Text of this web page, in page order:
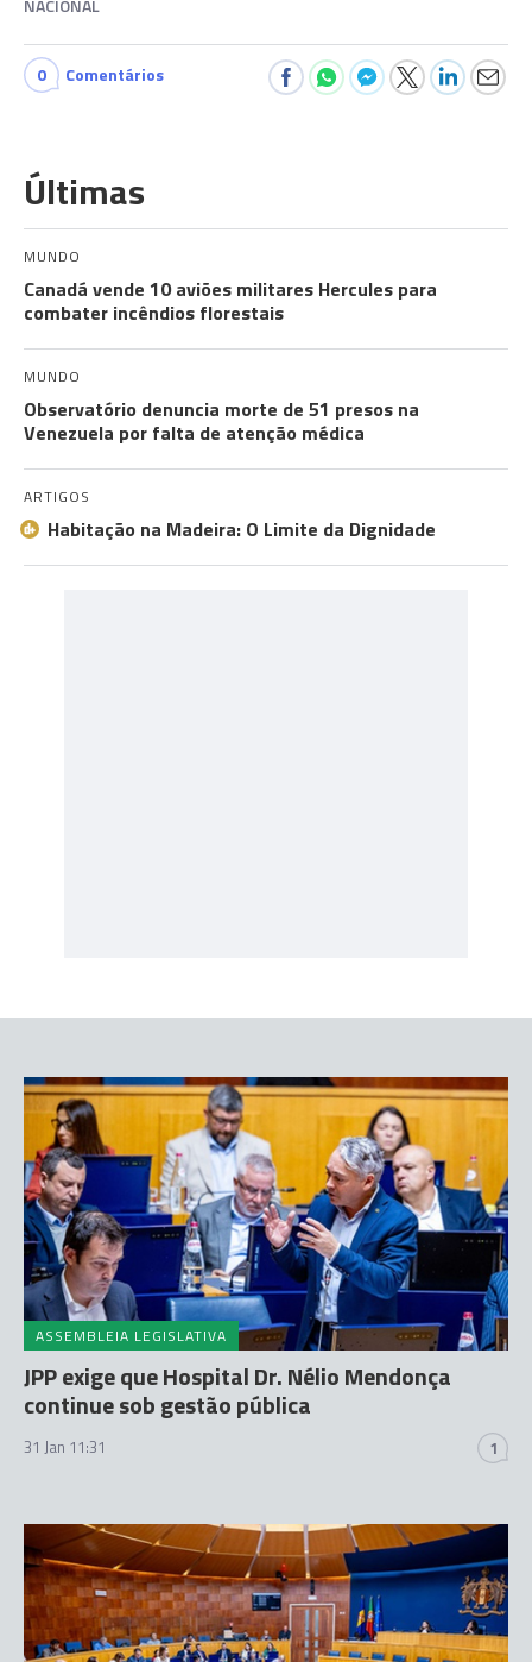
NACIONAL
0 Comentários
Últimas
MUNDO
Canadá vende 10 aviões militares Hercules para
combater incêndios florestais
MUNDO
Observatório denuncia morte de 51 presos na
Venezuela por falta de atenção médica
ARTIGOS
Habitação na Madeira: O Limite da Dignidade
ASSEMBLEIA LEGISLATIVA
JPP exige que Hospital Dr. Nélio Mendonça
continue sob gestão pública
31 Jan 11:31 1